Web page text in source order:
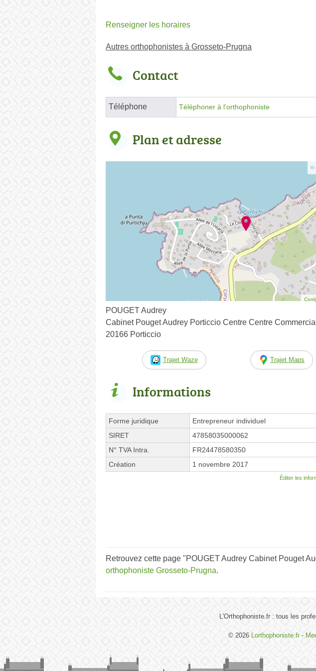
Renseigner les horaires
Autres orthophonistes à Grosseto-Prugna
Contact
Téléphone Téléphoner à l'orthophoniste
Plan et adresse
©
POUGET Audrey
Cabinet Pouget Audrey Porticcio Centre Centre
20166 Porticcio
Trajet Waze Trajet Maps
Informations
Forme juridique
Entrepreneur individuel
SIRET
47858035000062
N° TVA Intra.
FR24478580350
Création
1 novembre 2017
Éditer les
Retrouvez cette page "POUGET Audrey Cabinet Pouget
orthophoniste Grosseto-Prugna.
L'Orthophoniste.fr : tous les
© 2026 Lorthophoniste.fr -